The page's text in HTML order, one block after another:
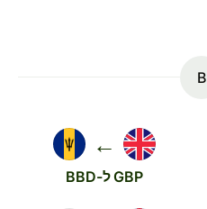
B
←
GBP ל-BBD